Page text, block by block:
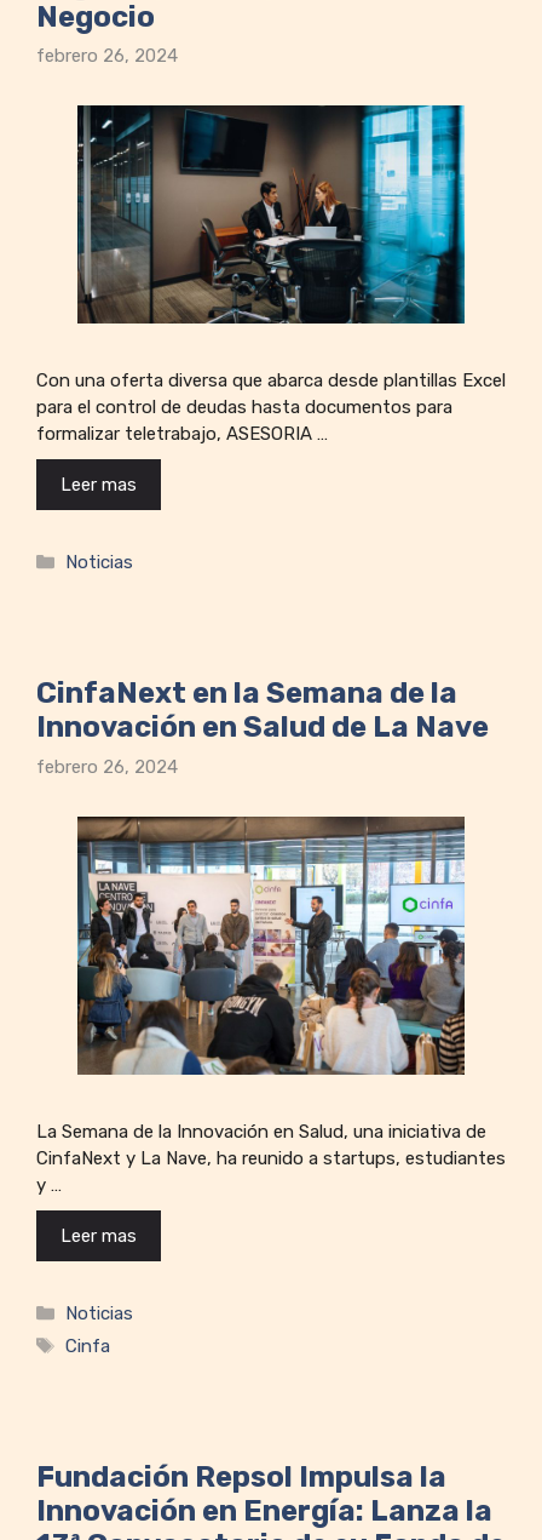
Negocio
febrero 26, 2024
Con una oferta diversa que abarca desde plantillas Excel
para el control de deudas hasta documentos para
formalizar teletrabajo, ASESORIA …
Leer mas
Categorías
Noticias
CinfaNext en la Semana de la
Innovación en Salud de La Nave
febrero 26, 2024
La Semana de la Innovación en Salud, una iniciativa de
CinfaNext y La Nave, ha reunido a startups, estudiantes
y …
Leer mas
Categorías
Noticias
Etiquetas
Cinfa
Fundación Repsol Impulsa la
Innovación en Energía: Lanza la